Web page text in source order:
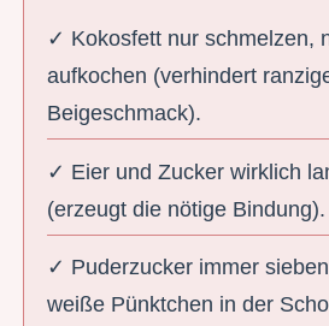
✓ Kokosfett nur schmelzen,
aufkochen (verhindert
Beigeschmack).
✓ Eier und Zucker wirklich
(erzeugt die nötige Bindung).
✓ Puderzucker immer
weiße Pünktchen in der